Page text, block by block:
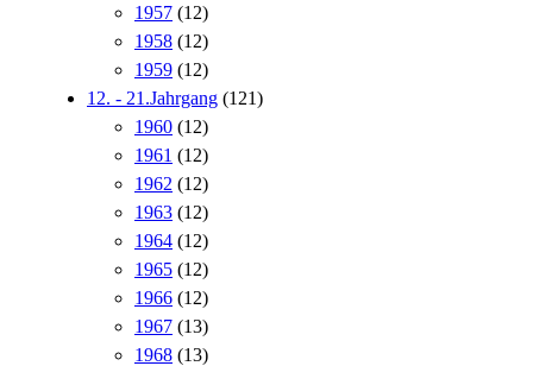
1957 (12)
1958 (12)
1959 (12)
12. - 21.Jahrgang (121)
1960 (12)
1961 (12)
1962 (12)
1963 (12)
1964 (12)
1965 (12)
1966 (12)
1967 (13)
1968 (13)